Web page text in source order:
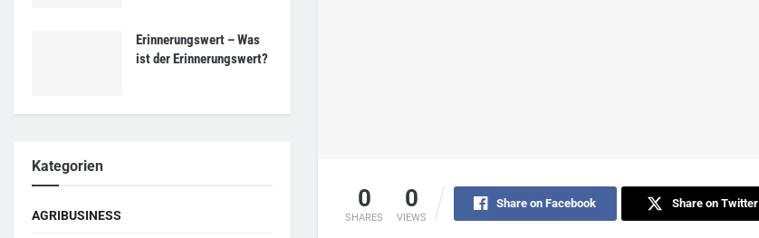
0
SHARES
0
VIEWS
Share on Facebook Share on Twitter
Erinnerungswert – Was
ist der Erinnerungswert?
Kategorien
AGRIBUSINESS